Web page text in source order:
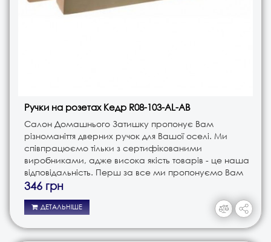
Ручки на розетах Кедр R08-103-AL-AB
Салон Домашнього Затишку пропонує Вам
різноманіття дверних ручок для Вашої оселі. Ми
співпрацюємо тільки з сертифікованими
виробниками, адже висока якість товарів - це наша
відповідальність. Перш за все ми пропонуємо Вам
ручки різного типу. Це і ручки на планці, і ручки на
розеті, і ручки кноби. В з..
346 грн
ДЕТАЛЬНІШЕ